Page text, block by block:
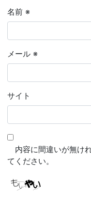
名前 ※
メール ※
サイト
内容に間違いが無け
てください。